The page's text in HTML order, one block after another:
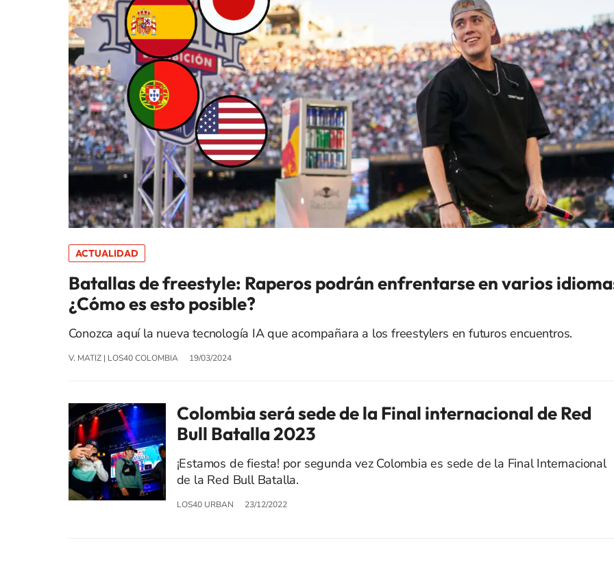
ACTUALIDAD
Batallas de freestyle: Raperos podrán enfrentarse en varios
¿Cómo es esto posible?
Conozca aquí la nueva tecnología IA que acompañara a los freestylers en futuros encuentros.
V. MATIZ| LOS40 COLOMBIA 19/03/2024
Colombia será sede de la Final internacional de Red
Bull Batalla 2023
¡Estamos de fiesta! por segunda vez Colombia es sede de la Final Internacional
de la Red Bull Batalla.
LOS40 URBAN 23/12/2022